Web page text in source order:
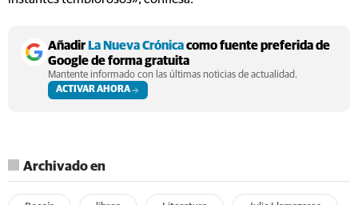
Google de forma gratuita
Mantente informado con las últimas noticias de actualidad.
ACTIVAR AHORA
Poesía libros Literatura Julio Llamazares